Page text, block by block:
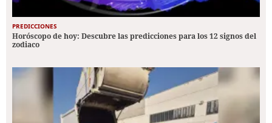
PREDICCIONES
Horóscopo de hoy: Descubre las predicciones para los 12 signos del
zodiaco